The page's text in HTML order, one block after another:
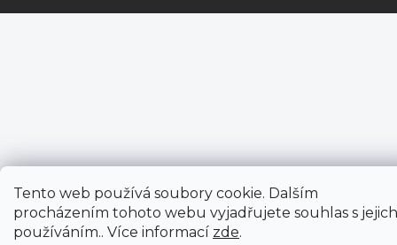
Tento web používá soubory cookie. Dalším
procházením tohoto webu vyjadřujete souhlas s jejich
používáním.. Více informací zde.